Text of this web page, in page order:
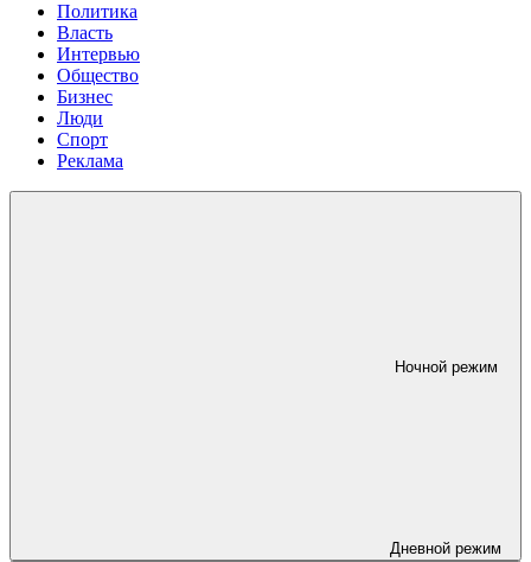
Политика
Власть
Интервью
Общество
Бизнес
Люди
Спорт
Реклама
Ночной режим
Дневной режим